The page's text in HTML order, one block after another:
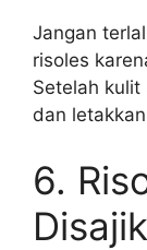
Jangan
risoles
Setelah
dan
6.